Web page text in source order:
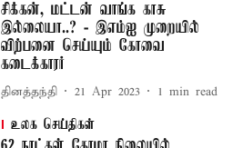
சிக்கன், மட்டன் வாங்க காசு
இல்லையா..? - இஎம்ஐ முறையில்
விற்பனை செய்யும் கோவை
கடைக்காரர்
தினத்தந்தி 21 Apr 2023 1 min read
உலக செய்திகள்